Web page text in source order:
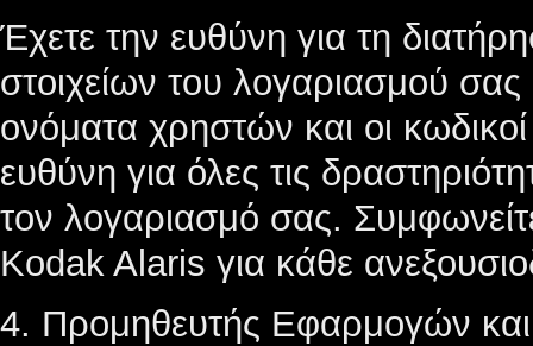
Έχετε την ευθύνη για τη
στοιχείων του λογαριασμού
ονόματα χρηστών και οι
ευθύνη για όλες τις
τον λογαριασμό σας.
Kodak Alaris για κάθε
4. Προμηθευτής Εφαρμογών